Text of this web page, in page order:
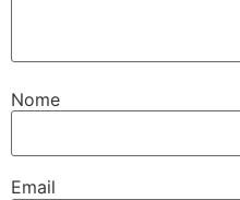
Nome
Email